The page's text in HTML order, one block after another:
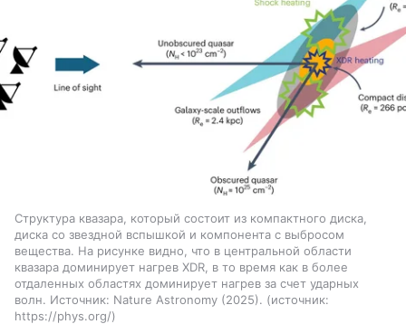
Структура квазара, который состоит из компактного диска,
диска со звездной вспышкой и компонента с выбросом
вещества. На рисунке видно, что в центральной области
квазара доминирует нагрев XDR, в то время как в более
отдаленных областях доминирует нагрев за счет ударных
волн. Источник: Nature Astronomy (2025).
источник:
https://phys.org/